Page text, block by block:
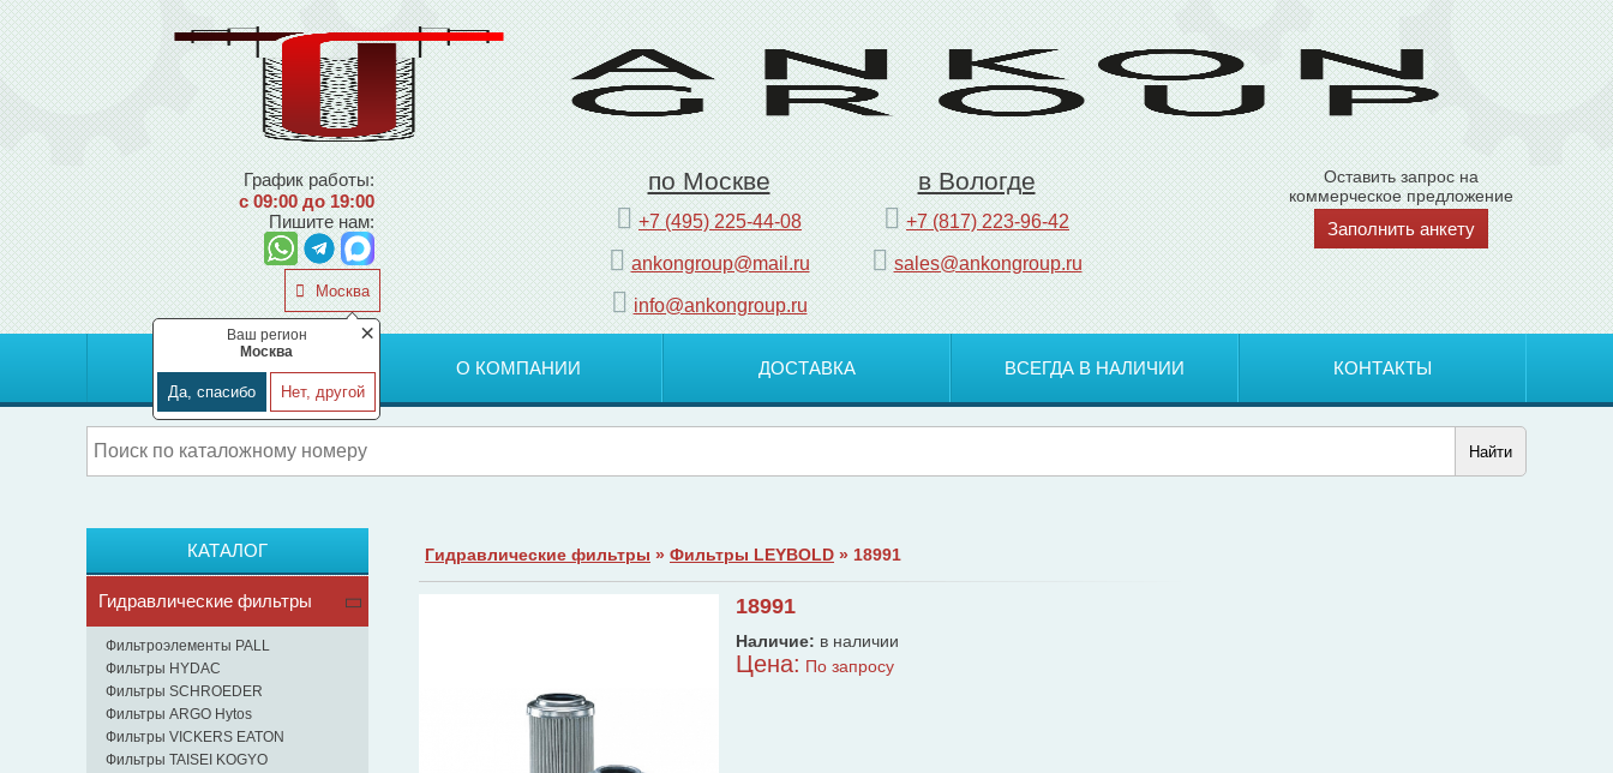
График работы:
с 09:00 до 19:00
Пишите нам:
Москва
×
Ваш регион
Москва
Да, спасибо Нет, другой
по Москве
+7 (495) 225-44-08
ankongroup@mail.ru
info@ankongroup.ru
в Вологде
+7 (817) 223-96-42
sales@ankongroup.ru
Оставить запрос на
коммерческое предложение
Заполнить анкету
ГЛАВНАЯ О КОМПАНИИ ДОСТАВКА ВСЕГДА В НАЛИЧИИ КОНТАКТЫ
Найти
КАТАЛОГ
Гидравлические фильтры
Фильтроэлементы PALL
Фильтры HYDAC
Фильтры SCHROEDER
Фильтры ARGO Hytos
Фильтры VICKERS EATON
Фильтры TAISEI KOGYO
Гидравлические фильтры » Фильтры LEYBOLD » 18991
18991
Наличие: в наличии
Цена: По запросу